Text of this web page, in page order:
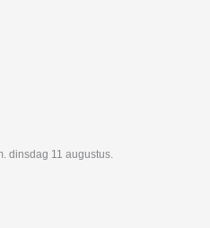
dinsdag 11 augustus.